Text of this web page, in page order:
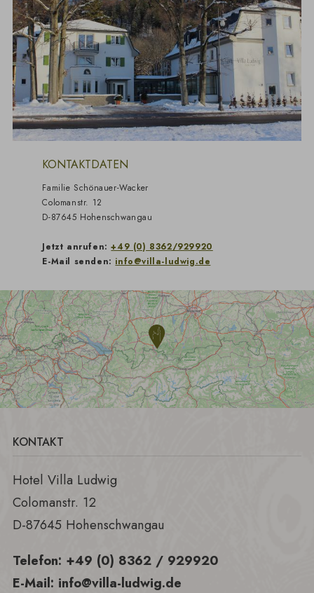
KONTAKTDATEN
Familie Schönauer-Wacker
Colomanstr. 12
D-87645 Hohenschwangau
Jetzt anrufen: +49 (0) 8362/929920
E-Mail senden: info@villa-ludwig.de
KONTAKT
Hotel Villa Ludwig
Colomanstr. 12
D-87645 Hohenschwangau
Telefon: +49 (0) 8362 / 929920
E-Mail: info@villa-ludwig.de